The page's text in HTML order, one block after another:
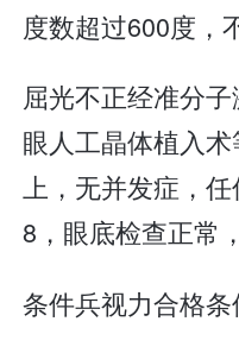
度数超过600度，
屈光不正经准分
眼人工晶体植入
上，无并发症，
8，眼底检查正常
条件兵视力合格条